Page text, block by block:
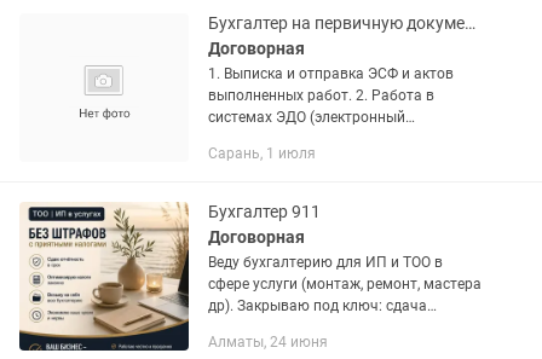
Бухгалтер на первичную документацию - операционист 1с удаленно
Договорная
1. Выписка и отправка ЭСФ и актов
выполненных работ. 2. Работа в
системах ЭДО (электронный
документов от поставщиков в 1С. 4.
Сарань, 1 июля
Бухгалтер 911
Договорная
Веду бухгалтерию для ИП и ТОО в
сфере услуги (монтаж, ремонт, мастера
др). Закрываю под ключ: сдача
оптимизированный расчёт налогов
Алматы, 24 июня